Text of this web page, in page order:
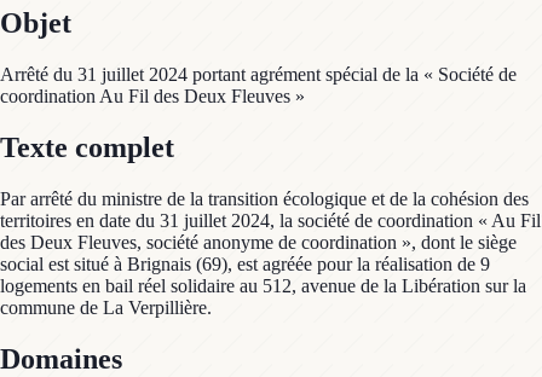
Objet
Arrêté du 31 juillet 2024 portant agrément spécial de la « Société de
coordination Au Fil des Deux Fleuves »
Texte complet
Par arrêté du ministre de la transition écologique et de la cohésion des
territoires en date du 31 juillet 2024, la société de coordination « Au Fil
des Deux Fleuves, société anonyme de coordination », dont le siège
social est situé à Brignais (69), est agréée pour la réalisation de 9
logements en bail réel solidaire au 512, avenue de la Libération sur la
commune de La Verpillière.
Domaines